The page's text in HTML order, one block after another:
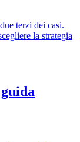
terzi dei casi.
la strategia